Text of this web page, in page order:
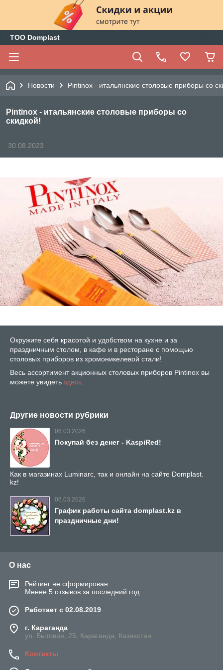
ТОО Domplast
Новости Pintinox - итальянские столовые приборы со
Pintinox - итальянские столовые приборы со
скидкой!
30.08.2023
Окружите себя красотой и удобством на кухне и за
праздничным столом, в кафе и в ресторане с помощью
столовых приборов из хромоникелевой стали!
Весь ассортимент акционных столовых приборов Pintinox вы
можете увидеть здесь
Другие новости рубрики
06.03.2026
Покупай без денег - KaspiRed!
Как в магазинах Luminarc, так и онлайн на сайте Domplast.
kz!
06.03.2026
График работы сайта domplast.kz в
праздничные дни!
О нас
Рейтинг не сформирован
Менее 5 отзывов за последний год
Работает с 02.08.2019
г. Караганда
ул. Бытовая, 25, Караганда, Казахстан
Контакты